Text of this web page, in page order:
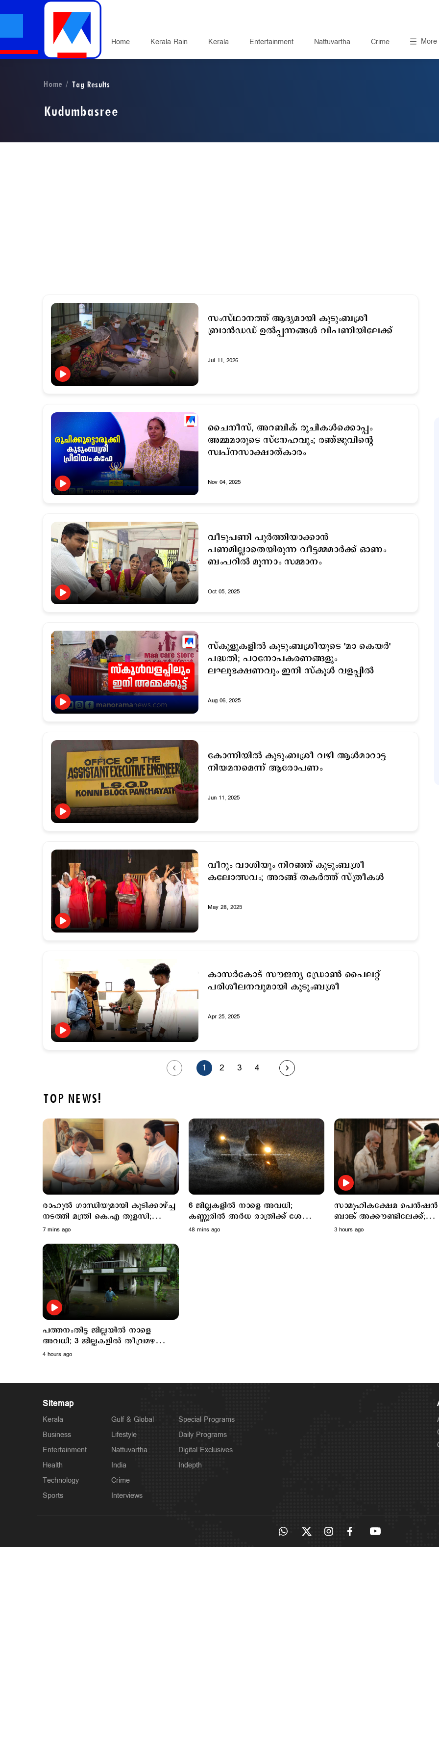
Home Kerala Rain Kerala Entertainment Nattuvartha Crime More
Home Tag Results
Kudumbasree
സംസ്ഥാനത്ത് ആദ്യമായി കുടുംബശ്രീ
ബ്രാന്‍ഡഡ് ഉല്‍പ്പന്നങ്ങള്‍ വിപണിയിലേക്ക്
Jul 11, 2026
ചൈനീസ്, അറബിക് രുചികള്‍ക്കൊപ്പം
അമ്മമാരുടെ സ്നേഹവും; രഞ്ജുവിന്‍റെ
സ്വപ്നസാക്ഷാത്കാരം
Nov 04, 2025
വീടുപണി പൂർത്തിയാക്കാൻ
പണമില്ലാതെയിരുന്ന വീട്ടമ്മമാര്‍ക്ക് ഓണം
ബംപറില്‍ മൂന്നാം സമ്മാനം
Oct 05, 2025
സ്കൂളുകളിൽ കുടുംബശ്രീയുടെ 'മാ കെയർ'
പദ്ധതി; പഠനോപകരണങ്ങളും
ലഘുഭക്ഷണവും ഇനി സ്കൂൾ വളപ്പിൽ
Aug 06, 2025
കോന്നിയില്‍ കുടുംബശ്രീ വഴി ആള്‍മാറാട്ട
നിയമനമെന്ന് ആരോപണം
Jun 11, 2025
വീറും വാശിയും നിറഞ്ഞ് കുടുംബശ്രീ
കലോത്സവം; അരങ്ങ് തകര്‍ത്ത് സ്ത്രീകള്‍
May 28, 2025
കാസർകോട് സൗജന്യ ഡ്രോൺ പൈലറ്റ്
പരിശീലനവുമായി കുടുംബശ്രീ
Apr 25, 2025
1 2 3 4
TOP NEWS!
രാഹുൽ ഗാന്ധിയുമായി കൂടിക്കാഴ്ച്ച
നടത്തി മന്ത്രി കെ.എ തുളസി;
ഓണക്കോടിയും സമ്മാനിച്ചു..
7 mins ago
6 ജില്ലകളിൽ നാളെ അവധി;
കണ്ണൂരിൽ അര്‍ധ രാത്രിക്ക് ശേഷം
ശക്തമായ മഴയ്ക്ക് സാധ്യത
48 mins ago
സാമൂഹികക്ഷേമ പെൻഷൻ
ബാങ്ക് അക്കൗണ്ടിലേക്ക്;
സഹകരണ ബാങ്കുകളെ
3 hours ago
പത്തനംതിട്ട ജില്ലയില്‍ നാളെ
അവധി; 3 ജില്ലകളില്‍ തീവ്രമഴ
മുന്നറിയിപ്പ്
4 hours ago
Sitemap
Kerala
Business
Entertainment
Health
Technology
Sports
Gulf & Global
Lifestyle
Nattuvartha
India
Crime
Interviews
Special Programs
Daily Programs
Digital Exclusives
Indepth